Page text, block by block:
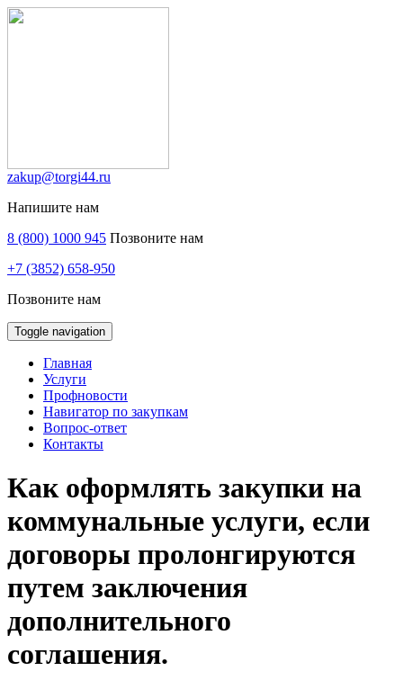
zakup@torgi44.ru
Напишите нам
8 (800) 1000 945 Позвоните нам
+7 (3852) 658-950
Позвоните нам
Toggle navigation
Главная
Услуги
Профновости
Навигатор по закупкам
Вопрос-ответ
Контакты
Как оформлять закупки на
коммунальные услуги, если
договоры пролонгируются
путем заключения
дополнительного
соглашения.